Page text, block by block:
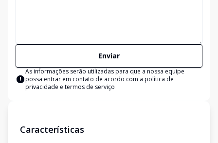
Enviar
As informações serão utilizadas para que a nossa equipe
possa entrar em contato de acordo com a política de
privacidade e termos de serviço
Características